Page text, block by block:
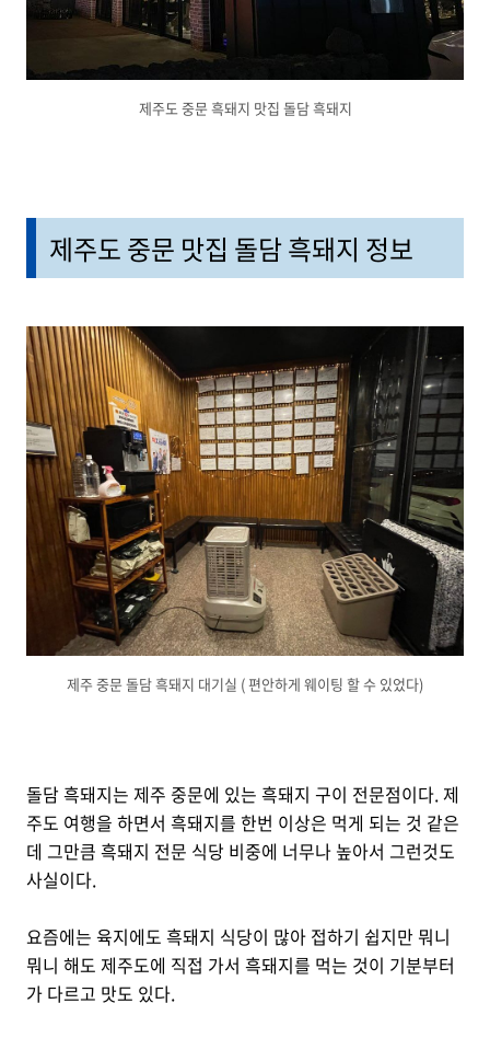
제주도 중문 흑돼지 맛집 돌담 흑돼지
제주도 중문 맛집 돌담 흑돼지 정보
제주 중문 돌담 흑돼지 대기실 ( 편안하게 웨이팅 할 수 있었다)
돌담 흑돼지는 제주 중문에 있는 흑돼지 구이 전문점이다. 제
주도 여행을 하면서 흑돼지를 한번 이상은 먹게 되는 것 같은
데 그만큼 흑돼지 전문 식당 비중에 너무나 높아서 그런것도
사실이다.
요즘에는 육지에도 흑돼지 식당이 많아 접하기 쉽지만 뭐니
뭐니 해도 제주도에 직접 가서 흑돼지를 먹는 것이 기분부터
가 다르고 맛도 있다.